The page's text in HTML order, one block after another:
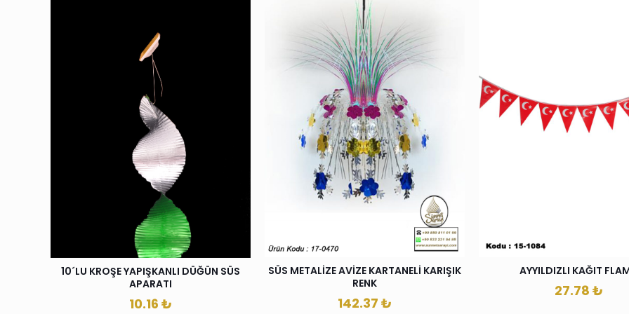
10´LU KROŞE YAPIŞKANLI DÜĞÜN SÜS
APARATI
10.16 ₺
SÜS METALİZE AVİZE KARTANELİ KARIŞIK
RENK
142.37 ₺
AYYILDIZLI KAĞIT
27.78 ₺